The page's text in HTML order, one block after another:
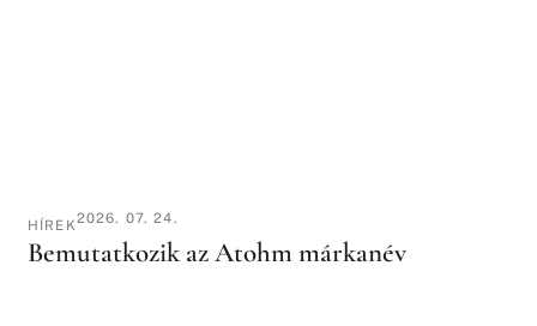
HÍREK2026. 07. 24.
Bemutatkozik az Atohm márkanév